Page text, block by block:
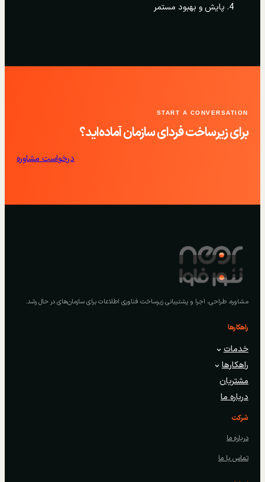
پایش و بهبود مستمر
START A CONVERSATION
برای زیرساخت فردای سازمان آماده‌اید؟
درخواست مشاوره
مشاوره، طراحی، اجرا و پشتیبانی زیرساخت فناوری اطلاعات برای سازمان‌های در حال رشد.
راهکارها
خدمات
راهکارها
مشتریان
درباره ما
شرکت
درباره ما
تماس با ما